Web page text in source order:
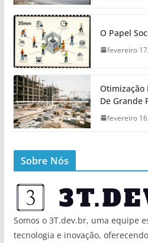
O Papel
fevereiro
Otimização
De Grande
fevereiro
Sobre Nós
Somos o 3T.dev.br, uma equipe
tecnologia e inovação,